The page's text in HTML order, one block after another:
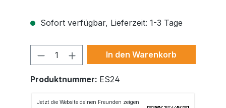
Sofort verfügbar, Lieferzeit: 1-3 Tage
Produkt Anzahl: Gib den
In den Warenkorb
Produktnummer: ES24